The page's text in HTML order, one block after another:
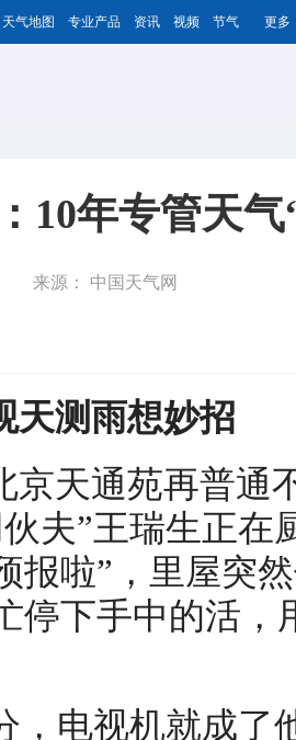
天气地图 专业产品 资讯 视频 节气 更多
10年专管天气
来源： 中国天气网
天测雨想妙招
京天通苑再普通
夫”王瑞生正在
报啦”，里屋突
停下手中的活，
，电视机就成了